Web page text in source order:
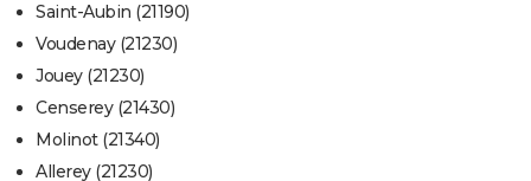
Saint-Aubin (21190)
Voudenay (21230)
Jouey (21230)
Censerey (21430)
Molinot (21340)
Allerey (21230)